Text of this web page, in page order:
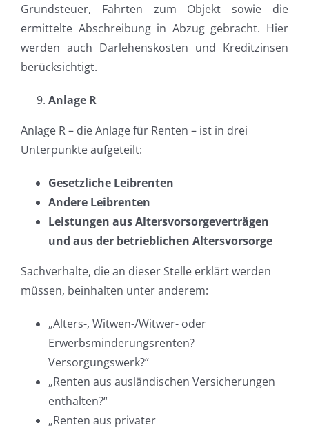
Grundsteuer, Fahrten zum Objekt sowie die
ermittelte Abschreibung in Abzug gebracht. Hier
werden auch Darlehenskosten und Kreditzinsen
berücksichtigt.
Anlage R
Anlage R – die Anlage für Renten – ist in drei
Unterpunkte aufgeteilt:
Gesetzliche Leibrenten
Andere Leibrenten
Leistungen aus Altersvorsorgeverträgen
und aus der betrieblichen Altersvorsorge
Sachverhalte, die an dieser Stelle erklärt werden
müssen, beinhalten unter anderem:
„Alters-, Witwen-/Witwer- oder
Erwerbsminderungsrenten?
Versorgungswerk?“
„Renten aus ausländischen Versicherungen
enthalten?“
„Renten aus privater